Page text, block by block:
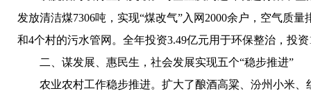
发放清洁煤7306吨，实现“煤改气”入网2000余户，空气质
和4个村的污水管网。全年投资3.49亿元用于环保整治，投
二、谋发展、惠民生，社会发展实现五个“稳步推进”
农业农村工作稳步推进。 扩大了酿酒高粱、汾州小米、